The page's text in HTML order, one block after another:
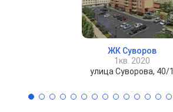
ЖК Суворов
1кв. 2020
улица Суворова, 40/1